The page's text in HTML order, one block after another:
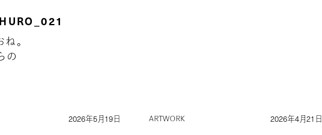
。
の
2026年5月19日 ARTWORK 2026年4月21日